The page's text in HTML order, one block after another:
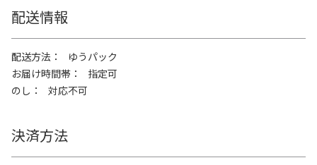
配送情報
配送方法
ゆうパック
お届け時間帯
指定可
のし
対応不可
決済方法